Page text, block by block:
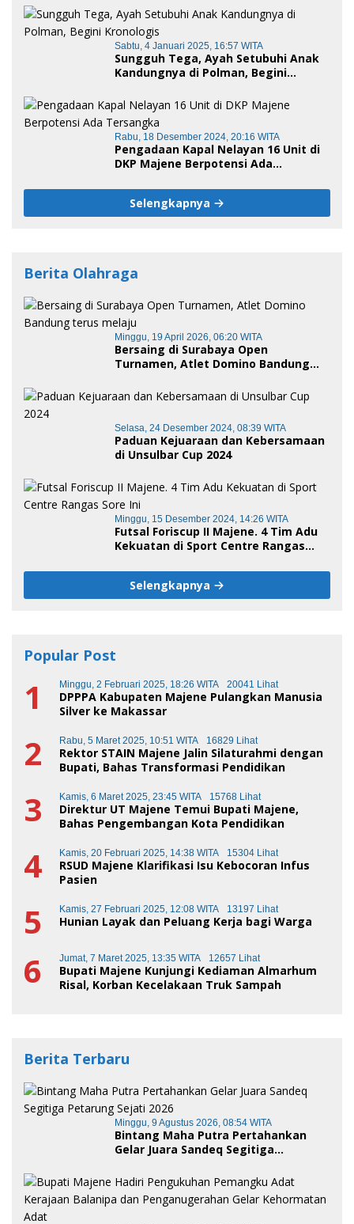
Sabtu, 4 Januari 2025, 16:57 WITA
Sungguh Tega, Ayah Setubuhi Anak
Kandungnya di Polman, Begini
Rabu, 18 Desember 2024, 20:16 WITA
Pengadaan Kapal Nelayan 16 Unit di
DKP Majene Berpotensi Ada
Selengkapnya
Berita Olahraga
Minggu, 19 April 2026, 06:20 WITA
Bersaing di Surabaya Open
Turnamen, Atlet Domino Bandung
Selasa, 24 Desember 2024, 08:39 WITA
Paduan Kejuaraan dan Kebersamaan
di Unsulbar Cup 2024
Minggu, 15 Desember 2024, 14:26 WITA
Futsal Foriscup II Majene. 4 Tim Adu
Kekuatan di Sport Centre Rangas
Selengkapnya
Popular Post
1 Minggu, 2 Februari 2025, 18:26 WITA 20041 Lihat
DPPPA Kabupaten Majene Pulangkan Manusia
Silver ke Makassar
2 Rabu, 5 Maret 2025, 10:51 WITA 16829 Lihat
Rektor STAIN Majene Jalin Silaturahmi dengan
Bupati, Bahas Transformasi Pendidikan
3 Kamis, 6 Maret 2025, 23:45 WITA 15768 Lihat
Direktur UT Majene Temui Bupati Majene,
Bahas Pengembangan Kota Pendidikan
4 Kamis, 20 Februari 2025, 14:38 WITA 15304 Lihat
RSUD Majene Klarifikasi Isu Kebocoran Infus
Pasien
5 Kamis, 27 Februari 2025, 12:08 WITA 13197 Lihat
Hunian Layak dan Peluang Kerja bagi Warga
6 Jumat, 7 Maret 2025, 13:35 WITA 12657 Lihat
Bupati Majene Kunjungi Kediaman Almarhum
Risal, Korban Kecelakaan Truk Sampah
Berita Terbaru
Minggu, 9 Agustus 2026, 08:54 WITA
Bintang Maha Putra Pertahankan
Gelar Juara Sandeq Segitiga